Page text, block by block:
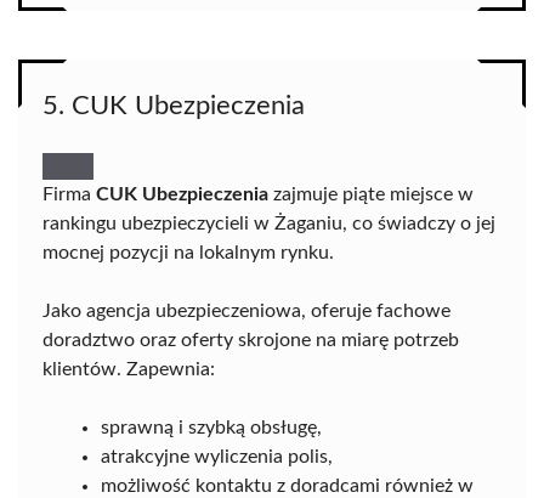
5. CUK Ubezpieczenia
Firma CUK Ubezpieczenia zajmuje piąte miejsce w
rankingu ubezpieczycieli w Żaganiu, co świadczy o jej
mocnej pozycji na lokalnym rynku.
Jako agencja ubezpieczeniowa, oferuje fachowe
doradztwo oraz oferty skrojone na miarę potrzeb
klientów. Zapewnia:
sprawną i szybką obsługę,
atrakcyjne wyliczenia polis,
możliwość kontaktu z doradcami również w